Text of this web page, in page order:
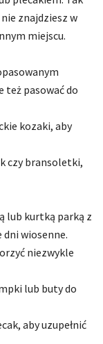
znajdziesz w
miejscu.
też pasować do
kozaki, aby
czy bransoletki,
lub kurtką parką z
wiosenne.
niezwykle
lub buty do
aby uzupełnić